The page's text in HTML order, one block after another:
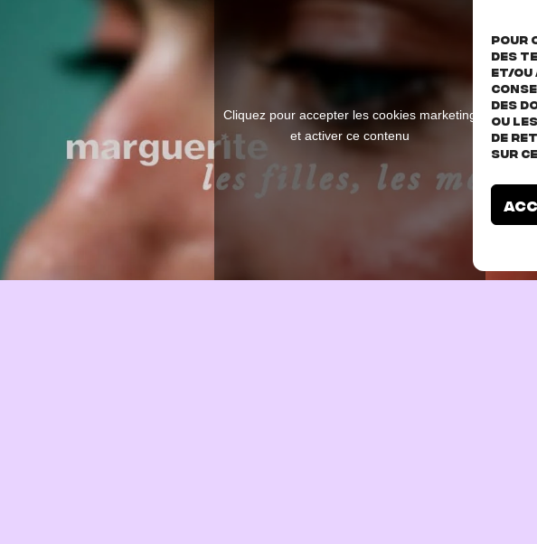
Pour
des
et/ou
des
ou
de
sur
Cliquez pour accepter les cookies marketing
et activer ce contenu